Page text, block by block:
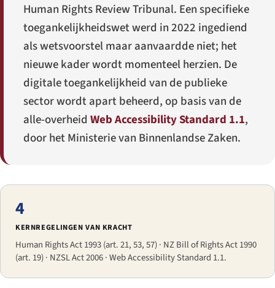
Human Rights Review Tribunal. Een specifieke
toegankelijkheidswet werd in 2022 ingediend
als wetsvoorstel maar aanvaardde niet; het
nieuwe kader wordt momenteel herzien. De
digitale toegankelijkheid van de publieke
sector wordt apart beheerd, op basis van de
alle-overheid Web Accessibility Standard 1.1,
door het Ministerie van Binnenlandse Zaken.
4
KERNREGELINGEN VAN KRACHT
Human Rights Act 1993 (art. 21, 53, 57) · NZ Bill of Rights Act 1990
(art. 19) · NZSL Act 2006 · Web Accessibility Standard 1.1.